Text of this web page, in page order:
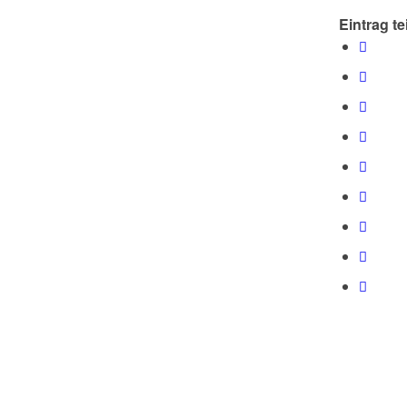
Eintrag